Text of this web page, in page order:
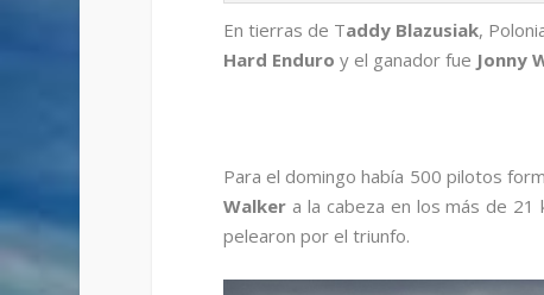
En tierras de Taddy Blazusiak,
Hard Enduro y el ganador fue Jonny
Para el domingo había 500 pilotos
Walkera la cabeza en los más de
pelearon por el triunfo.